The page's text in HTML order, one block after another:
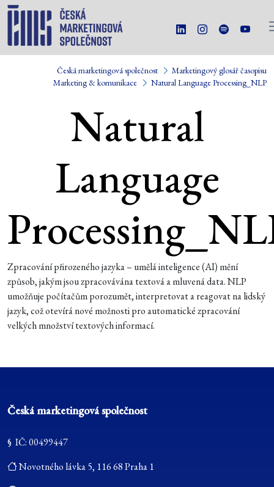
Česká marketingová společnost
Marketingový glosář časopisu
Marketing & komunikace
Natural Language Processing_NLP
Natural
Language
Zpracování přirozeného jazyka – umělá inteligence (AI) mění
způsob, jakým jsou zpracovávána textová a mluvená data. NLP
umožňuje počítačům porozumět, interpretovat a reagovat na lidský
jazyk, což otevírá nové možnosti pro automatické zpracování
velkých množství textových informací.
Česká marketingová společnost
§ IČ: 00499447
Novotného lávka 5, 116 68 Praha 1